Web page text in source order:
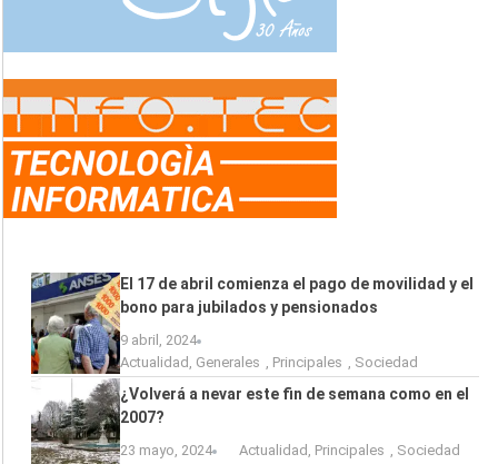
El 17 de abril comienza el pago de movilidad y el
bono para jubilados y pensionados
9 abril, 2024
Actualidad , Generales , Principales , Sociedad
¿Volverá a nevar este fin de semana como en el
2007?
23 mayo, 2024 Actualidad , Principales , Sociedad